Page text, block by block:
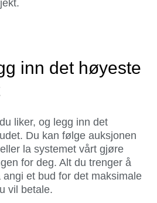
inn det høyeste
liker, og legg inn det
Du kan følge auksjonen
la systemet vårt gjøre
for deg. Alt du trenger å
angi et bud for det maksimale
vil betale.